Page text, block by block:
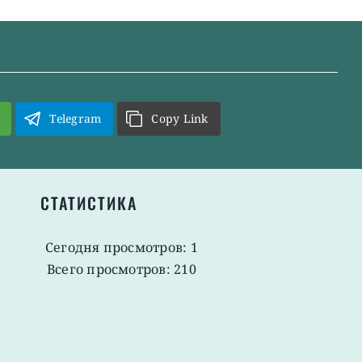
Telegram Copy Link
СТАТИСТИКА
Сегодня просмотров: 1
Всего просмотров: 210